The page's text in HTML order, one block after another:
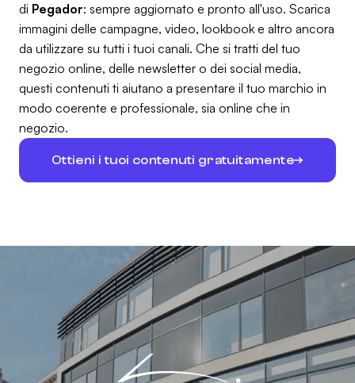
di Pegador: sempre aggiornato e pronto all'uso. Scarica
immagini delle campagne, video, lookbook e altro ancora
da utilizzare su tutti i tuoi canali. Che si tratti del tuo
negozio online, delle newsletter o dei social media,
questi contenuti ti aiutano a presentare il tuo marchio in
modo coerente e professionale, sia online che in
negozio.
Ottieni i tuoi contenuti gratuitamente